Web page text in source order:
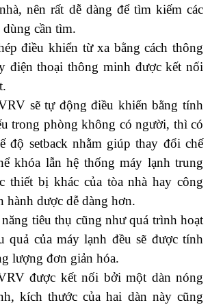
nên rất dễ dàng để tìm kiếm các
cần tìm.
điều khiển từ xa bằng cách thông
điện thoại thông minh được kết nối
sẽ tự động điều khiển bằng tính
trong phòng không có người, thì có
độ setback nhằm giúp thay đổi chế
khóa lẫn hệ thống máy lạnh trung
thiết bị khác của tòa nhà hay công
hành dược dễ dàng hơn.
tiêu thụ cũng như quá trình hoạt
quả của máy lạnh đều sẽ được tính
lượng đơn giản hóa.
được kết nối bởi một dàn nóng
kích thước của hai dàn này cũng